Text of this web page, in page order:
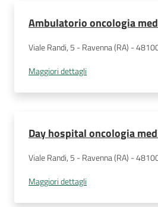
Ambulatorio oncologia
Viale Randi, 5 - Ravenna (RA) -
Maggiori dettagli
Day hospital oncologia
Viale Randi, 5 - Ravenna (RA) -
Maggiori dettagli